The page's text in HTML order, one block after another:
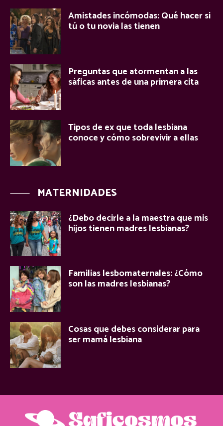
Amistades incómodas: Qué hacer si
tú o tu novia las tienen
Preguntas que atormentan a las
sáficas antes de una primera cita
Tipos de ex que toda lesbiana
conoce y cómo sobrevivir a ellas
MATERNIDADES
¿Debo decirle a la maestra que mis
hijos tienen madres lesbianas?
Familias lesbomaternales: ¿Cómo
son las madres lesbianas?
Cosas que debes considerar para
ser mamá lesbiana